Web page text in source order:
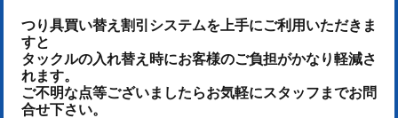
つり具買い替え割引システムを上手にご利用いただきま
すと
タックルの入れ替え時にお客様のご負担がかなり軽減さ
れます。
ご不明な点等ございましたらお気軽にスタッフまでお問
合せ下さい。